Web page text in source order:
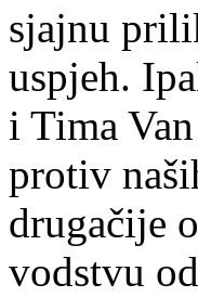
sjajnu
uspjeh.
i Tima
protiv
drugačije
vodstvu